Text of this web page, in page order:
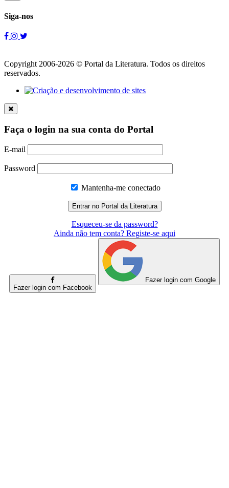
Siga-nos
Copyright 2006-2026 © Portal da Literatura. Todos os direitos
reservados.
Faça o login na sua conta do Portal
E-mail
Password
Mantenha-me conectado
Esqueceu-se da password?
Ainda não tem conta? Registe-se aqui
Fazer login com Facebook
Fazer login com Google